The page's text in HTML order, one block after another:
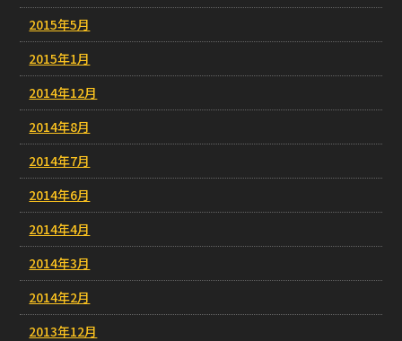
2015年5月
2015年1月
2014年12月
2014年8月
2014年7月
2014年6月
2014年4月
2014年3月
2014年2月
2013年12月